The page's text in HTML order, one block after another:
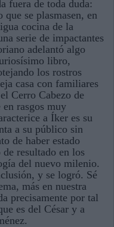
fuera de toda duda:
se plasmasen, en
cocina de la
serie de impactantes
adelantó algo
libro,
los rostros
casa con familiares
Cerro Cabezo de
rasgos muy
a Íker es su
a su público sin
de haber estado
resultado en los
del nuevo milenio.
y se logró. Sé
más en nuestra
precisamente por tal
es del César y a